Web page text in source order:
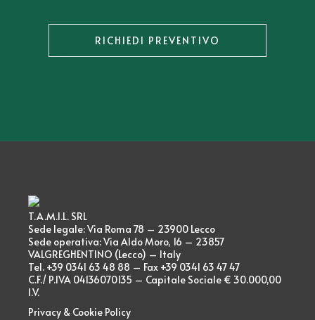
RICHIEDI PREVENTIVO
T.A.M.I.L. SRL
Sede legale: Via Roma 78 – 23900 Lecco
Sede operativa: Via Aldo Moro, 16 – 23857
VALGREGHENTINO (Lecco) – Italy
Tel. +39 0341 63 48 88 – Fax +39 0341 63 47 47
C.F./ P.IVA 04136070135 – Capitale Sociale € 30.000,00
I.V.
Privacy & Cookie Policy